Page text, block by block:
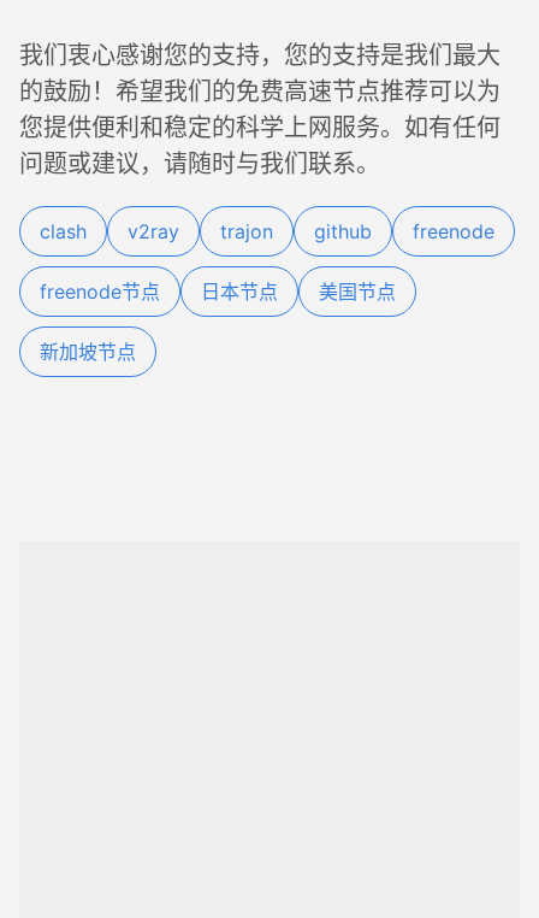
我们衷心感谢您的支持，您的支持是我们最大
的鼓励！希望我们的免费高速节点推荐可以为
您提供便利和稳定的科学上网服务。如有任何
问题或建议，请随时与我们联系。
clash v2ray trajon github freenode
freenode节点 日本节点 美国节点
新加坡节点